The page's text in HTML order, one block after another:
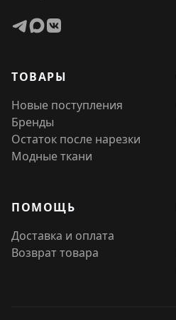
ТОВАРЫ
Новые поступления
Бренды
Остаток после нарезки
Модные ткани
ПОМОЩЬ
Доставка и оплата
Возврат товара